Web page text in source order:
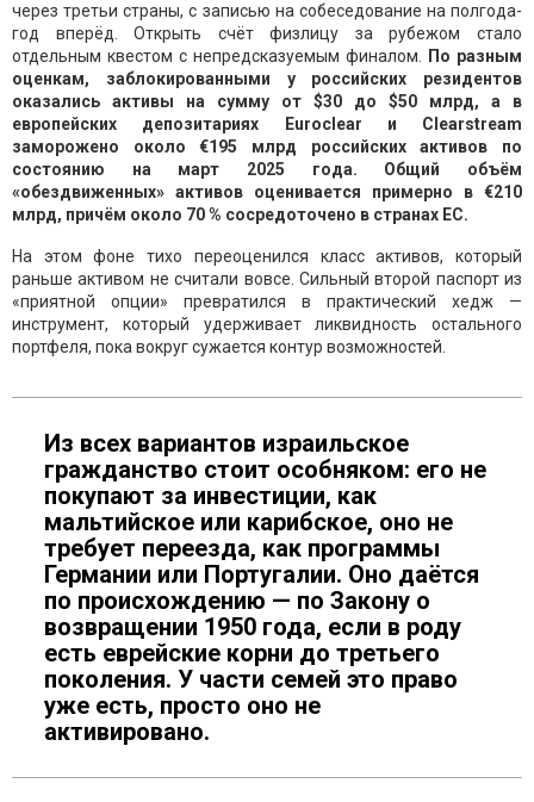
через третьи страны, с записью на собеседование на полгода-
год вперёд. Открыть счёт физлицу за рубежом стало
отдельным квестом с непредсказуемым финалом.
По разным
оценкам, заблокированными у российских резидентов
оказались активы на сумму от $30 до $50 млрд, а в
европейских депозитариях Euroclear и Clearstream
заморожено около €195 млрд российских активов по
состоянию на март 2025 года. Общий объём
«обездвиженных» активов оценивается примерно в €210
млрд, причём около 70 % сосредоточено в странах ЕС.
На этом фоне тихо переоценился класс активов, который
раньше активом не считали вовсе. Сильный второй паспорт из
«приятной опции» превратился в практический хедж —
инструмент, который удерживает ликвидность остального
портфеля, пока вокруг сужается контур возможностей.
Из всех вариантов израильское
гражданство стоит особняком: его не
покупают за инвестиции, как
мальтийское или карибское, оно не
требует переезда, как программы
Германии или Португалии. Оно даётся
по происхождению — по Закону о
возвращении 1950 года, если в роду
есть еврейские корни до третьего
поколения. У части семей это право
уже есть, просто оно не
активировано.